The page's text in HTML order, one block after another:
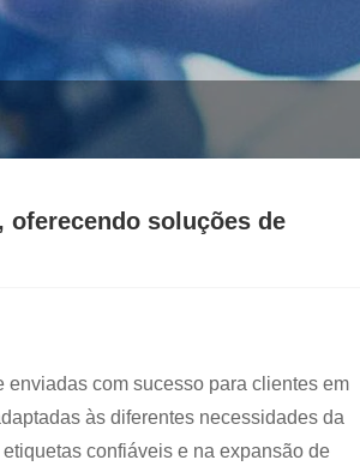
oferecendo soluções de
com sucesso para clientes em
às diferentes necessidades da
confiáveis ​​e na expansão de